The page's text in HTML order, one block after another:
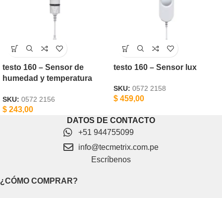
testo 160 – Sensor de
humedad y temperatura
SKU: 0572 2156
$ 243,00
testo 160 – Sensor lux
SKU: 0572 2158
$ 459,00
DATOS DE CONTACTO
+51 944755099
info@tecmetrix.com.pe
Escríbenos
¿CÓMO COMPRAR?